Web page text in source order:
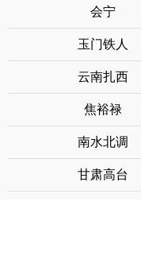
会宁
玉门铁人
云南扎西
焦裕禄
南水北调
甘肃高台